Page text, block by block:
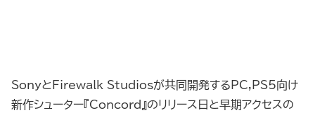
SonyとFirewalk Studiosが共同開発するPC,PS5向け
新作シューター『Concord』のリリース日と早期アクセスの